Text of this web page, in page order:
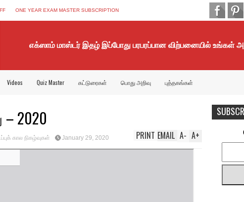
ONE YEAR EXAM MASTER SUBSCRIPTION
எக்ஸாம் மாஸ்டர் இதழ் இப்போது பரபரப்பான விற்பனையில் உங்கள்
Videos Quiz Master கட்டுரைகள் பொது அறிவு புத்தகங்கள்
– 2020
கால நிகழ்வுகள் January 29, 2020 A+
A-
EMAIL
PRINT